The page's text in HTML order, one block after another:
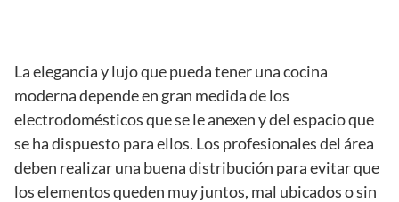
La elegancia y lujo que pueda tener una cocina
moderna depende en gran medida de los
electrodomésticos que se le anexen y del espacio que
se ha dispuesto para ellos. Los profesionales del área
deben realizar una buena distribución para evitar que
los elementos queden muy juntos, mal ubicados o sin